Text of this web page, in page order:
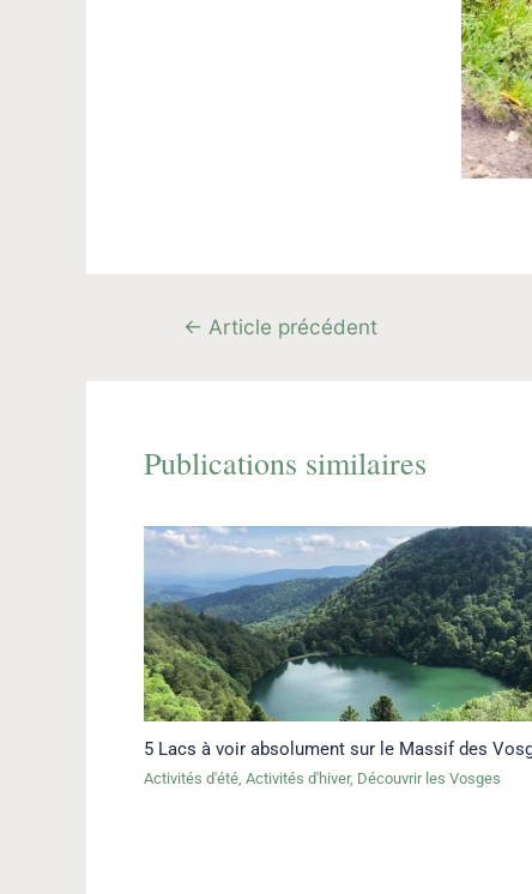
← Article précédent
Publications similaires
5 Lacs à voir absolument sur le Massif des
Activités d'été, Activités d'hiver, Découvrir les Vosges